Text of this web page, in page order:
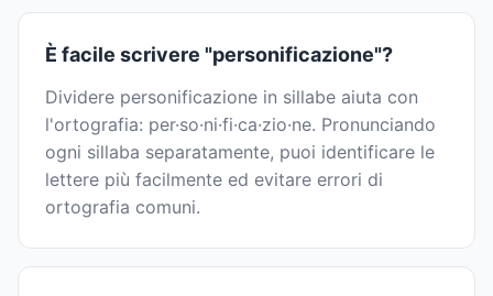
È facile scrivere "personificazione"?
Dividere personificazione in sillabe aiuta con
l'ortografia: per·so·ni·fi·ca·zio·ne. Pronunciando
ogni sillaba separatamente, puoi identificare le
lettere più facilmente ed evitare errori di
ortografia comuni.